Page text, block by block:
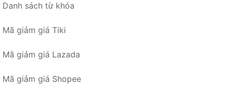
Danh sách từ khóa
Mã giảm giá Tiki
Mã giảm giá Lazada
Mã giảm giá Shopee